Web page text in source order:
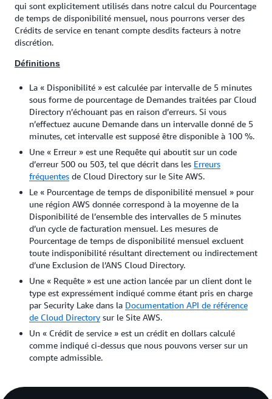
qui sont explicitement utilisés dans notre calcul du Pourcentage
de temps de disponibilité mensuel, nous pourrons verser des
Crédits de service en tenant compte desdits facteurs à notre
discrétion.
Définitions
La « Disponibilité » est calculée par intervalle de 5 minutes
sous forme de pourcentage de Demandes traitées par Cloud
Directory n’échouant pas en raison d’erreurs. Si vous
n’effectuez aucune Demande dans un intervalle donné de 5
minutes, cet intervalle est supposé être disponible à 100 %.
Une « Erreur » est une Requête qui aboutit sur un code
d’erreur 500 ou 503, tel que décrit dans les Erreurs
fréquentes de Cloud Directory sur le Site AWS.
Le « Pourcentage de temps de disponibilité mensuel » pour
une région AWS donnée correspond à la moyenne de la
Disponibilité de l’ensemble des intervalles de 5 minutes
d’un cycle de facturation mensuel. Les mesures de
Pourcentage de temps de disponibilité mensuel excluent
toute indisponibilité résultant directement ou indirectement
d’une Exclusion de l’ANS Cloud Directory.
Une « Requête » est une action lancée par un client dont le
type est expressément indiqué comme étant pris en charge
par Security Lake dans la Documentation API de référence
de Cloud Directory sur le Site AWS.
Un « Crédit de service » est un crédit en dollars calculé
comme indiqué ci-dessus que nous pouvons verser sur un
compte admissible.